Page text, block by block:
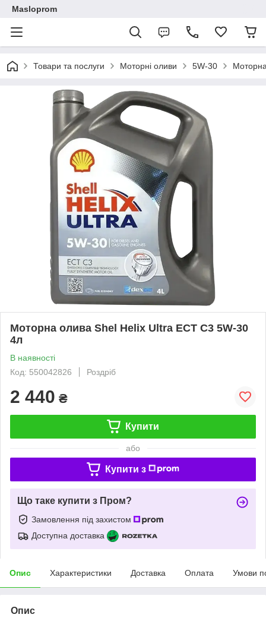
Masloprom
Товари та послуги Моторні оливи 5W-30
Моторна олива Shel Helix Ultra ECT C3 5W-30
4л
В наявності
Код: 550042826
Роздріб
2 440 ₴
Купити
або
Купити з
Що таке купити з Пром?
Замовлення під захистом
Доступна доставка
Опис Характеристики Доставка Оплата Умови
Опис